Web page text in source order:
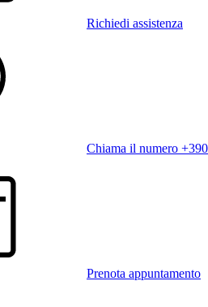
Richiedi assistenza
Chiama il numero
Prenota appuntamento